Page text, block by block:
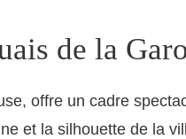
de la
offre un cadre
et la silhouette de la